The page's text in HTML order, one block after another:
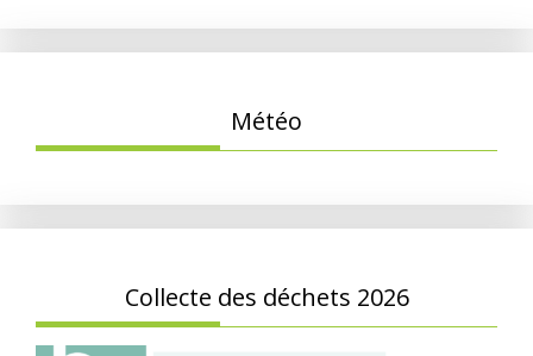
Météo
Collecte des déchets 2026